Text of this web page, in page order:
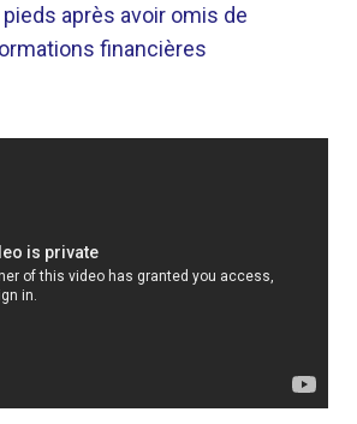
après avoir omis de
financières